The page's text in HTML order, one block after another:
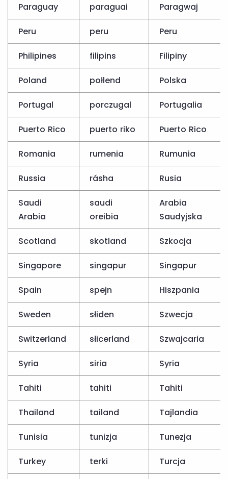
Paraguay paraguai Paragwaj
Peru peru Peru
Philipines filipins Filipiny
Poland połlend Polska
Portugal porczugal Portugalia
Puerto Rico puerto riko Puerto Rico
Romania rumenia Rumunia
Russia rásha Rusia
Saudi
Arabia
saudi
oreibia
Arabia
Saudyjska
Scotland skotland Szkocja
Singapore singapur Singapur
Spain spejn Hiszpania
Sweden słiden Szwecja
Switzerland słicerland Szwajcaria
Syria siria Syria
Tahiti tahiti Tahiti
Thailand tailand Tajlandia
Tunisia tunizja Tunezja
Turkey terki Turcja